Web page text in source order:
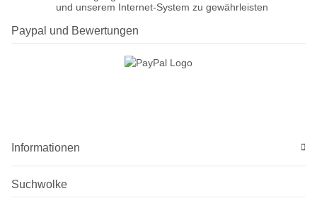
und unserem Internet-System zu gewährleisten
Paypal und Bewertungen
Informationen
Suchwolke